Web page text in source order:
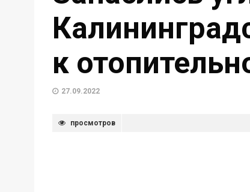
к
27.09.2022
просмотров